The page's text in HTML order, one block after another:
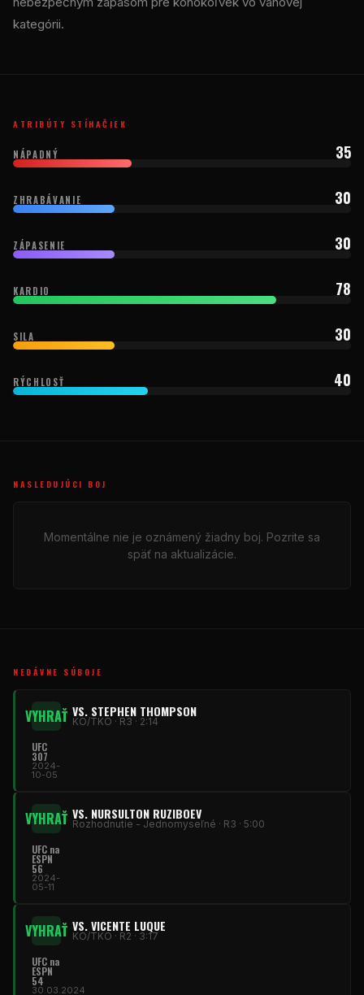
kategórii.
ATRIBÚTY STÍHAČIEK
NÁPADNÝ 35
ZHRABÁVANIE 30
ZÁPASENIE 30
KARDIO 78
SILA 30
RÝCHLOSŤ 40
NASLEDUJÚCI BOJ
Momentálne nie je oznámený žiadny boj. Pozrite sa
späť na aktualizácie.
NEDÁVNE SÚBOJE
VYHRAŤ VS. STEPHEN THOMPSON
KO/TKO · R3 · 2:14
UFC
307
2024-
10-05
VYHRAŤ VS. NURSULTON RUZIBOEV
Rozhodnutie - Jednomyseľné · R3 · 5:00
UFC na
ESPN
56
2024-
05-11
VYHRAŤ VS. VICENTE LUQUE
KO/TKO · R2 · 3:17
UFC na
ESPN
54
30.03.2024